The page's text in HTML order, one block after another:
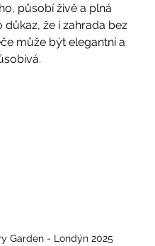
působí živě a plná
důkaz, že i zahrada bez
může být elegantní a
Garden - Londýn 2025